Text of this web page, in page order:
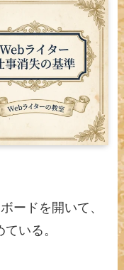
ードを開いて、
いる。